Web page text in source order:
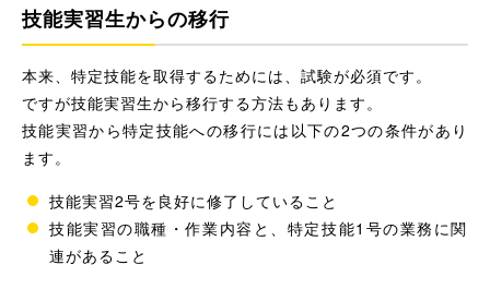
技能実習生からの移行
本来、特定技能を取得するためには、試験が必須です。
ですが技能実習生から移行する方法もあります。
技能実習から特定技能への移行には以下の2つの条件があり
ます。
技能実習2号を良好に修了していること
技能実習の職種・作業内容と、特定技能1号の業務に関
連があること